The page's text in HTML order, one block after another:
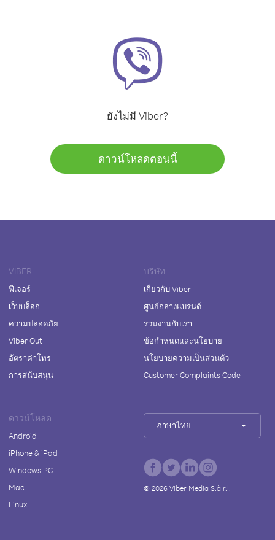
ยังไม่มี Viber?
ดาวน์โหลดตอนนี้
VIBER
ฟีเจอร์
เว็บบล็อก
ความปลอดภัย
Viber Out
อัตราค่าโทร
การสนับสนุน
บริษัท
เกี่ยวกับ Viber
ศูนย์กลางแบรนด์
ร่วมงานกับเรา
ข้อกำหนดและนโยบาย
นโยบายความเป็นส่วนตัว
Customer Complaints Code
ดาวน์โหลด
Android
iPhone & iPad
Windows PC
Mac
Linux
ภาษาไทย
© 2026Viber Media S.à r.l.